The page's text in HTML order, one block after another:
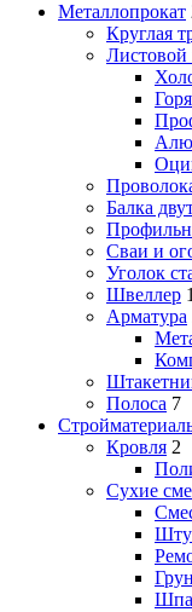
Металлопрокат
Круглая
Листовой
Балка
Сваи и
Уголок
Швеллер
Арматура
Полоса 7
Кровля 2
Сухие